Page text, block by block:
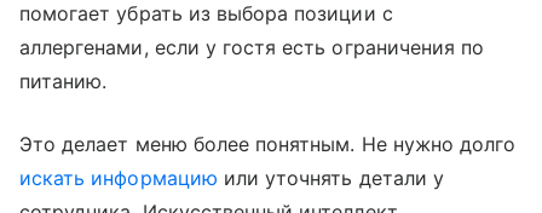
помогает убрать из выбора позиции с
аллергенами, если у гостя есть ограничения по
питанию.
Это делает меню более понятным. Не нужно долго
искать информацию или уточнять детали у